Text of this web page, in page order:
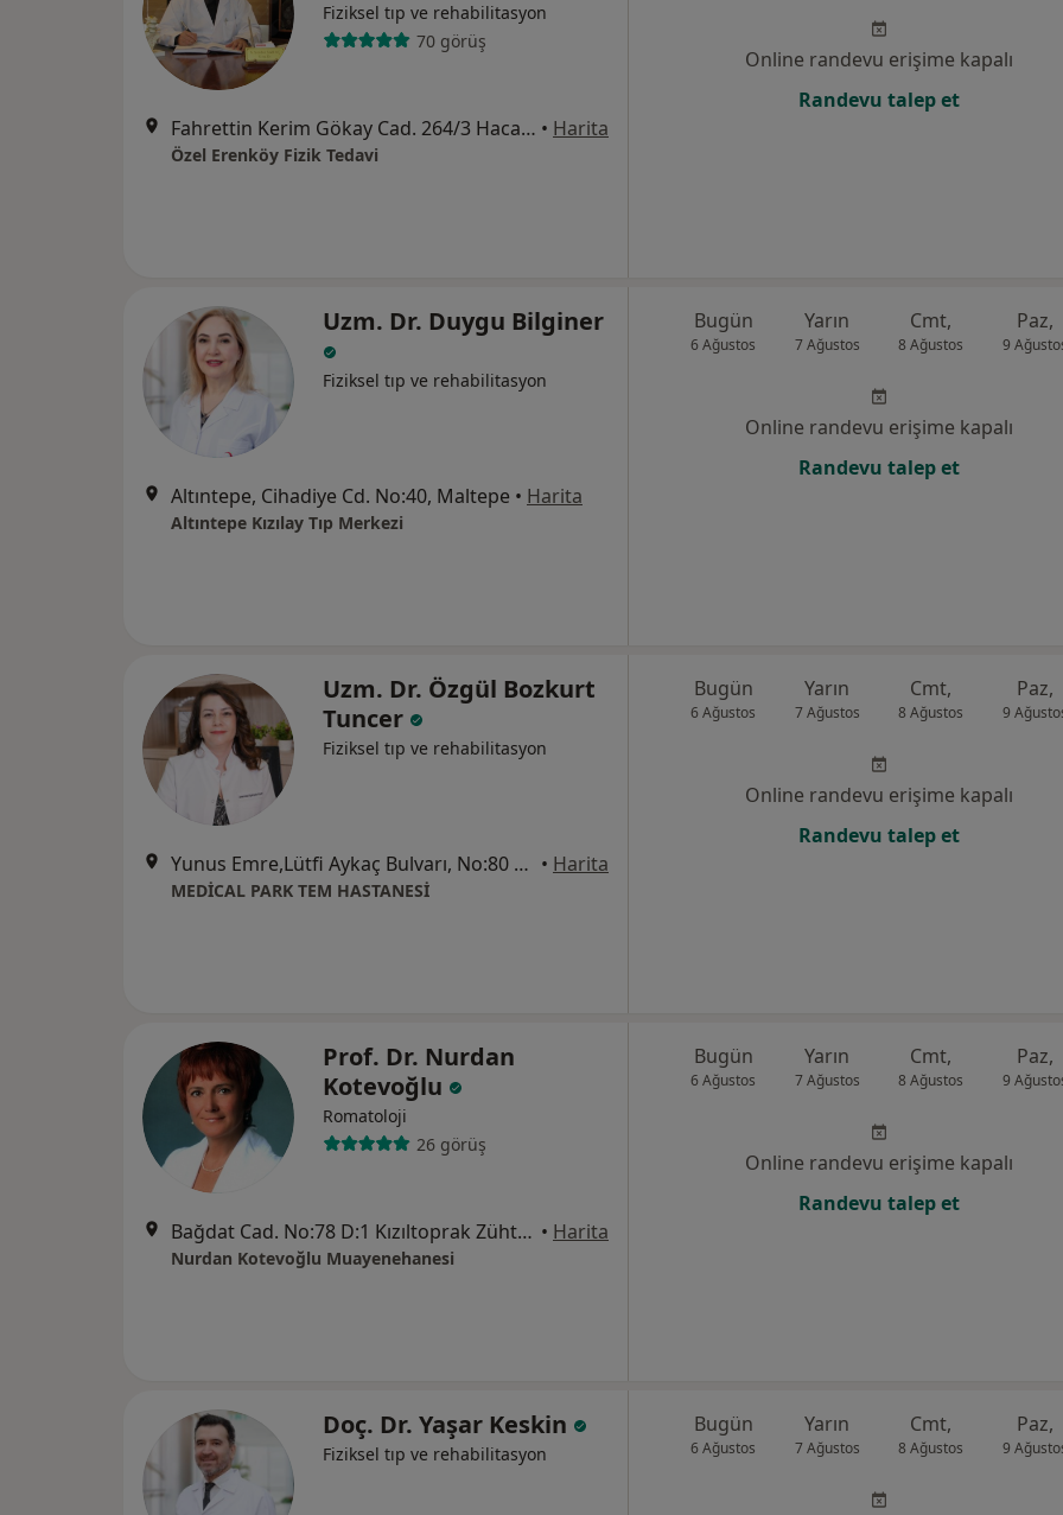
Fiziksel tıp ve rehabilitasyon
70 görüş
Fahrettin Kerim Gökay Cad. 264/3 Hacaloğlu Apt. Göztepe, Kadıköy • Harita
Özel Erenköy Fizik Tedavi
Online randevu erişime kapalı
Randevu talep et
Uzm. Dr. Duygu Bilginer
Fiziksel tıp ve rehabilitasyon
Altıntepe, Cihadiye Cd. No:40, Maltepe • Harita
Altıntepe Kızılay Tıp Merkezi
Bugün
6 Ağustos
Yarın
7 Ağustos
Cmt,
8 Ağustos
Paz,
9
Online randevu erişime kapalı
Randevu talep et
Uzm. Dr. Özgül Bozkurt
Tuncer
Fiziksel tıp ve rehabilitasyon
Yunus Emre,Lütfi Aykaç Bulvarı, No:80 D:G, İstanbul • Harita
MEDİCAL PARK TEM HASTANESİ
Bugün
6 Ağustos
Yarın
7 Ağustos
Cmt,
8 Ağustos
Paz,
9
Online randevu erişime kapalı
Randevu talep et
Prof. Dr. Nurdan
Kotevoğlu
Romatoloji
26 görüş
Bağdat Cad. No:78 D:1 Kızıltoprak Zühtüpaşa Mah. Nazlı Apt., İstanbul • Harita
Nurdan Kotevoğlu Muayenehanesi
Bugün
6 Ağustos
Yarın
7 Ağustos
Cmt,
8 Ağustos
Paz,
9
Online randevu erişime kapalı
Randevu talep et
Doç. Dr. Yaşar Keskin
Fiziksel tıp ve rehabilitasyon
Bugün
6 Ağustos
Yarın
7 Ağustos
Cmt,
8 Ağustos
Paz,
9